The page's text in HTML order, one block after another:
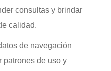
consultas y brindar
calidad.
de navegación
patrones de uso y